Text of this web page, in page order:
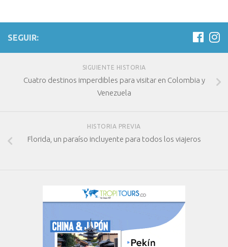
SEGUIR:
SIGUIENTE HISTORIA
Cuatro destinos imperdibles para visitar en Colombia y
Venezuela
HISTORIA PREVIA
Florida, un paraíso incluyente para todos los viajeros